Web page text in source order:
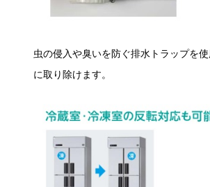
虫の侵入や臭いを防ぐ排水トラップを
に取り除けます。